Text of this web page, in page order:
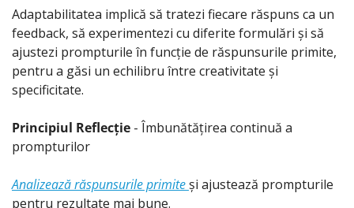
Adaptabilitatea implică să tratezi fiecare răspuns ca un
feedback, să experimentezi cu diferite formulări și să
ajustezi prompturile în funcție de răspunsurile primite,
pentru a găsi un echilibru între creativitate și
specificitate.
Principiul Reflecție - Îmbunătățirea continuă a
prompturilor
Analizează răspunsurile primite și ajustează prompturile
pentru rezultate mai bune.